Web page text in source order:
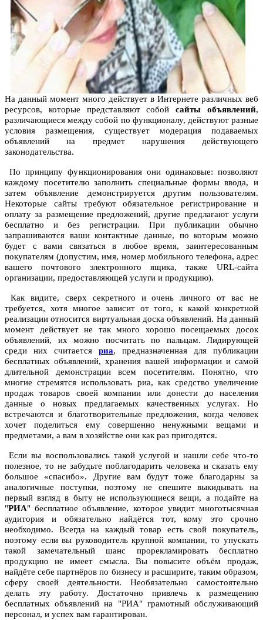
На данный момент много действует в Интернете различных веб
ресурсов, которые представляют собойсайты объявлений,
различающиеся между собой по функционалу, действуют разные
условия размещения, существует модерация подаваемых
объявлений на предмет нарушения действующего
законодательства.
По принципу функционирования они одинаковые: позволяют
каждому посетителю заполнить специальные формы ввода, и
затем объявление демонстрируется другим пользователям.
Некоторые сайты требуют обязательное регистрирование и
оплату за размещение предложений, другие предлагают услуги
бесплатно и без регистрации. При публикации обычно
запрашиваются ваши контактные данные, по которым можно
будет с вами связаться в любое время, заинтересованным
покупателям (допустим, имя, номер мобильного телефона, адрес
вашего почтового электронного ящика, также URL-сайта
организации, предоставляющей услуги и продукцию).
Как видите, сверх секретного и очень личного от вас не
требуется, хотя многое зависит от того, к какой конкретной
реализации относится виртуальная доска объявлений. На данный
момент действует не так много хорошо посещаемых досок
объявлений, их можно посчитать по пальцам. Лидирующей
среди них считается риа, предназначенная для публикации
бесплатных объявлений, хранения вашей информации и самой
длительной демонстрации всем посетителям. Понятно, что
многие стремятся использовать риа, как средство увеличение
продаж товаров своей компании или донести до населения
данные о новых предлагаемых качественных услугах. Но
встречаются и благотворительные предложения, когда человек
хочет поделиться ему совершенно ненужными вещами и
предметами, а вам в хозяйстве они как раз пригодятся.
Если вы воспользовались такой услугой и нашли себе что-то
полезное, то не забудьте поблагодарить человека и сказать ему
большое «спасибо». Другие вам будут тоже благодарны за
аналогичные поступки, поэтому не спешите выкидывать на
первый взгляд в быту не использующиеся вещи, а подайте на
"РИА" бесплатное объявление, которое увидит многотысячная
аудитория и обязательно найдётся тот, кому это срочно
необходимо. Всегда на каждый товар есть свой покупатель,
поэтому если вы руководитель крупной компании, то упускать
такой замечательный шанс прорекламировать бесплатно
продукцию не имеет смысла. Вы повысите объём продаж,
найдёте себе партнёров по бизнесу и расширите, таким образом,
сферу своей деятельности. Необязательно самостоятельно
делать эту работу. Достаточно привлечь к размещению
бесплатных объявлений на "РИА" грамотный обслуживающий
персонал, и успех вам гарантирован.